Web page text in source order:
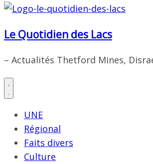
Le Quotidien des Lacs
– Actualités Thetford Mines,
UNE
Régional
Faits divers
Culture